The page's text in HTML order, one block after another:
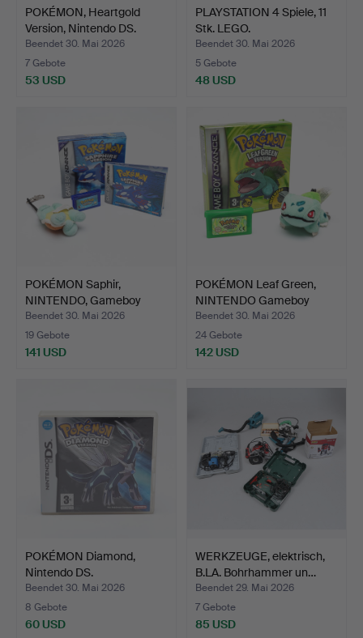
POKÉMON, Heartgold
Version, Nintendo DS.
Beendet 30. Mai 2026
7 Gebote
53 USD
PLAYSTATION 4 Spiele, 11
Stk. LEGO.
Beendet 30. Mai 2026
5 Gebote
48 USD
POKÉMON Saphir,
NINTENDO, Gameboy
Advance.
Beendet 30. Mai 2026
19 Gebote
141 USD
POKÉMON Leaf Green,
NINTENDO Gameboy
Advan…
Beendet 30. Mai 2026
24 Gebote
142 USD
POKÉMON Diamond,
Nintendo DS.
Beendet 30. Mai 2026
8 Gebote
60 USD
WERKZEUGE, elektrisch,
B.LA. Bohrhammer un…
Beendet 29. Mai 2026
7 Gebote
85 USD